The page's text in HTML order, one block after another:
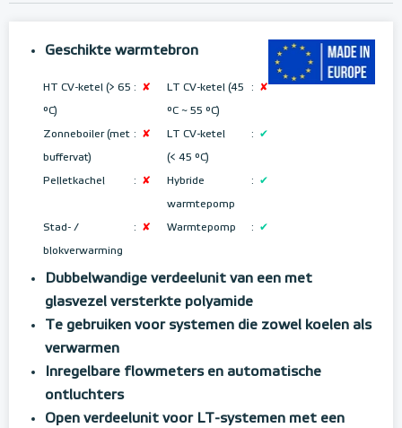
Geschikte warmtebron
HT CV-ketel (> 65
°C)
: ✘ LT CV-ketel (45
°C ~ 55 °C)
: ✘
Zonneboiler (met
buffervat)
: ✘ LT CV-ketel
(< 45 °C)
: ✔
Pelletkachel : ✘ Hybride
warmtepomp
: ✔
Stad- /
blokverwarming
: ✘ Warmtepomp : ✔
Dubbelwandige verdeelunit van een met
glasvezel versterkte polyamide
Te gebruiken voor systemen die zowel koelen als
verwarmen
Inregelbare flowmeters en automatische
ontluchters
Open verdeelunit voor LT-systemen met een